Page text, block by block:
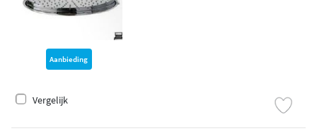
Aanbieding
Vergelijk